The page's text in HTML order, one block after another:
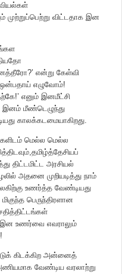
முற்றுப்பெற்று விட்டதாக இன
என்று கேள்வி
ஒன்பதாய் எழுவோம்!
எனும் இனமீட்சி
இனம் மீண்டெழுந்து
காலக்கடமையாகிறது.
மெல்ல மெல்ல
திட்டமிட்ட அரசியல்
அதனை முறியடித்து நாம்
உணர்த்த வேண்டியது
பெருந்திரளான
இன உணர்வை எவராலும்
கிடக்கிற அன்னைத்
வேண்டிய வரலாற்று